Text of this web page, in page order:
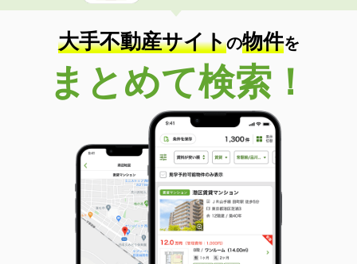
大手不動産サイトの物件を
まとめて検索！